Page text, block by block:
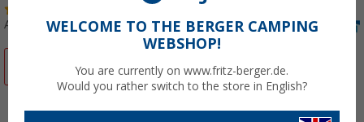
Art.-Nr.: 338520WELCOME TO THE BERGER CAMPING
WEBSHOP!
You are currently on www.fritz-berger.de.
Would you rather switch to the store in English?